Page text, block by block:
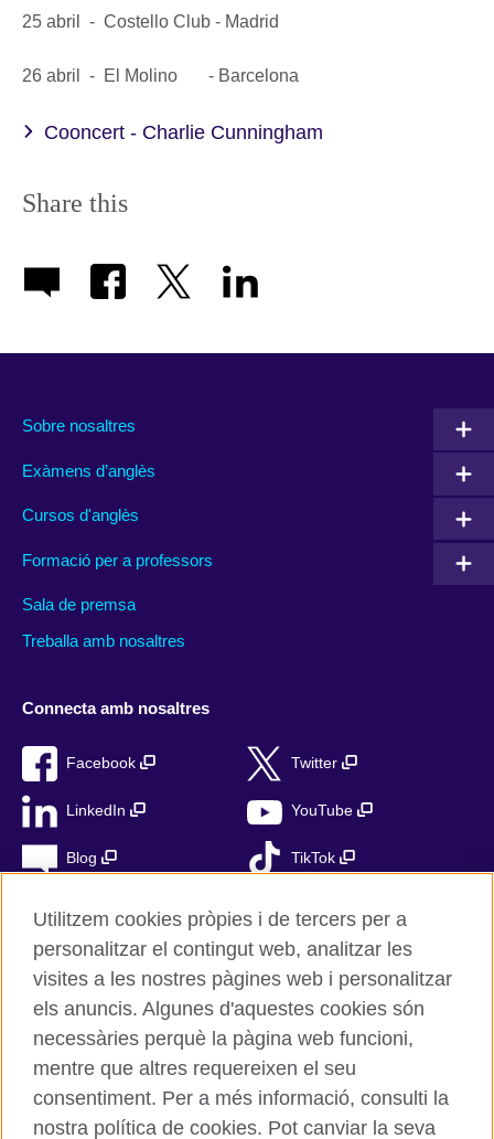
25 abril - Costello Club - Madrid
26 abril - El Molino - Barcelona
Cooncert - Charlie Cunningham
Share this
Sobre nosaltres
Exàmens d’anglès
Cursos d'anglès
Formació per a professors
Sala de premsa
Treballa amb nosaltres
Connecta amb nosaltres
Facebook Twitter
LinkedIn YouTube
Blog TikTok
British Council Global
Privacitat
Avís Legal
Cookies
Mapa web
Utilitzem cookies pròpies i de tercers per a
personalitzar el contingut web, analitzar les
visites a les nostres pàgines web i personalitzar
els anuncis. Algunes d'aquestes cookies són
necessàries perquè la pàgina web funcioni,
mentre que altres requereixen el seu
consentiment. Per a més informació, consulti la
nostra política de cookies. Pot canviar la seva